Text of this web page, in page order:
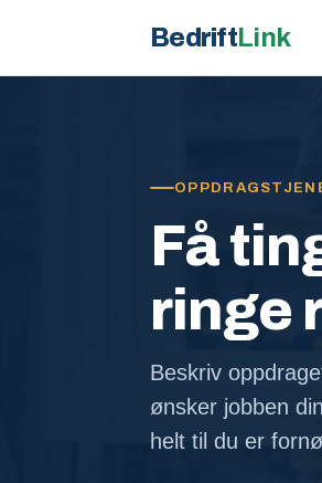
BedriftLink
Få
ringe
Beskriv
ønsker jobben
helt til du er